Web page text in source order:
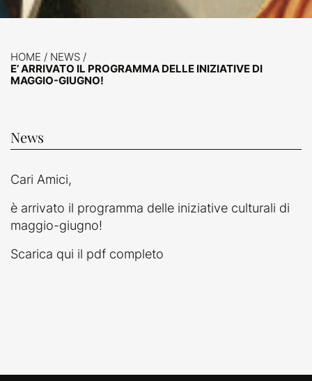
HOME / NEWS /
E’ ARRIVATO IL PROGRAMMA DELLE INIZIATIVE DI
MAGGIO-GIUGNO!
News
Cari Amici,
è arrivato il programma delle iniziative culturali di
maggio-giugno!
Scarica qui il pdf completo